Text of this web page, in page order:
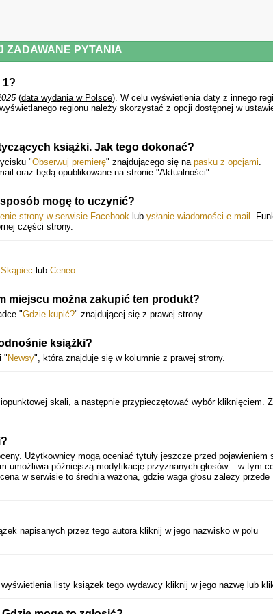
ZADAWANE PYTANIA
1?
(data wydania w Polsce). W celu wyświetlenia daty z innego
regionu należy skorzystać z opcji dostępnej w
książki. Jak tego dokonać?
"Obserwuj premierę" znajdującego się na pasku z opcjami.
oraz będą opublikowane na stronie "Aktualności".
mogę to uczynić?
strony w serwisie Facebook lub ysłanie wiadomości e-mail .
części strony.
Skąpiec lub Ceneo.
miejscu można zakupić ten produkt?
"Gdzie kupić?" znajdującej się z prawej strony.
książki?
" Newsy", która znajduje się w kolumnie z prawej strony.
skali, a następnie przypieczętować wybór kliknięciem.
Użytkownicy mogą oceniać tytuły jeszcze przed pojawieniem
umożliwia późniejszą modyfikację przyznanych głosów – w tym
w serwisie to średnia ważona, gdzie waga głosu zależy przede
napisanych przez tego autora kliknij w jego nazwisko w polu
listy książek tego wydawcy kliknij w jego nazwę lub